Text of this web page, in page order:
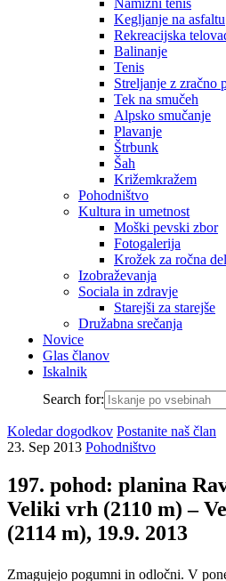
Namizni tenis
Kegljanje na asfaltu
Rekreacijska
Balinanje
Tenis
Streljanje z zračno
Tek na smučeh
Alpsko smučanje
Plavanje
Štrbunk
Šah
Križemkražem
Pohodništvo
Kultura in umetnost
Moški pevski zbor
Fotogalerija
Krožek za ročna
Izobraževanja
Sociala in zdravje
Starejši za starejše
Družabna srečanja
Novice
Glas članov
Iskalnik
Search for:
Koledar dogodkov Postanite naš član
23. Sep 2013 Pohodništvo
197. pohod: planina
Veliki vrh (2110 m) –
(2114 m), 19.9. 2013
Zmagujejo pogumni in odločni. V